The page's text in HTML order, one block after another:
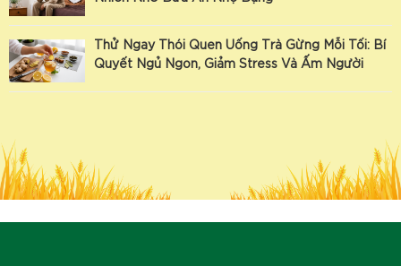
Thử Ngay Thói Quen Uống Trà Gừng Mỗi Tối: Bí
Quyết Ngủ Ngon, Giảm Stress Và Ấm Người